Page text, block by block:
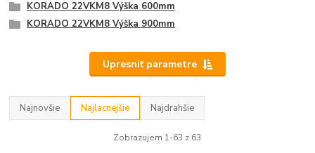
KORADO 22VKM8 Výška 600mm
KORADO 22VKM8 Výška 900mm
Upresniť parametre
Najnovšie Najlacnejšie Najdrahšie
Zobrazujem 1-63 z 63